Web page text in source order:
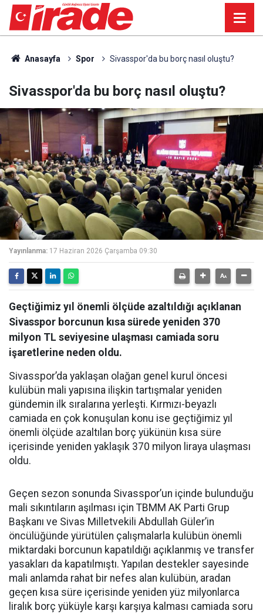
Anasayfa Spor Sivasspor'da bu borç nasıl oluştu?
Sivasspor'da bu borç nasıl oluştu?
Yayınlanma: 17 Haziran 2026 Çarşamba 09:30
Geçtiğimiz yıl önemli ölçüde azaltıldığı açıklanan
Sivasspor borcunun kısa sürede yeniden 370
milyon TL seviyesine ulaşması camiada soru
işaretlerine neden oldu.
Sivasspor’da yaklaşan olağan genel kurul öncesi
kulübün mali yapısına ilişkin tartışmalar yeniden
gündemin ilk sıralarına yerleşti. Kırmızı-beyazlı
camiada en çok konuşulan konu ise geçtiğimiz yıl
önemli ölçüde azaltılan borç yükünün kısa süre
içerisinde yeniden yaklaşık 370 milyon liraya ulaşması
oldu.
Geçen sezon sonunda Sivasspor’un içinde bulunduğu
mali sıkıntıların aşılması için TBMM AK Parti Grup
Başkanı ve Sivas Milletvekili Abdullah Güler’in
öncülüğünde yürütülen çalışmalarla kulübün önemli
miktardaki borcunun kapatıldığı açıklanmış ve transfer
yasakları da kapatılmıştı. Yapılan destekler sayesinde
mali anlamda rahat bir nefes alan kulübün, aradan
geçen kısa süre içerisinde yeniden yüz milyonlarca
liralık borç yüküyle karşı karşıya kalması camiada soru